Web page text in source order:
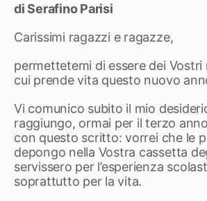
di Serafino Parisi
Carissimi ragazzi e ragazze,
permettetemi di essere dei Vostri
cui prende vita questo nuovo
Vi comunico subito il mio
raggiungo, ormai per il terzo
con questo scritto: vorrei che le
depongo nella Vostra cassetta
servissero per l’esperienza
soprattutto per la vita.